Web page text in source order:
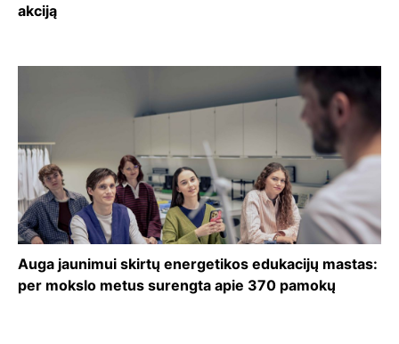
akciją
Auga jaunimui skirtų energetikos edukacijų mastas:
per mokslo metus surengta apie 370 pamokų